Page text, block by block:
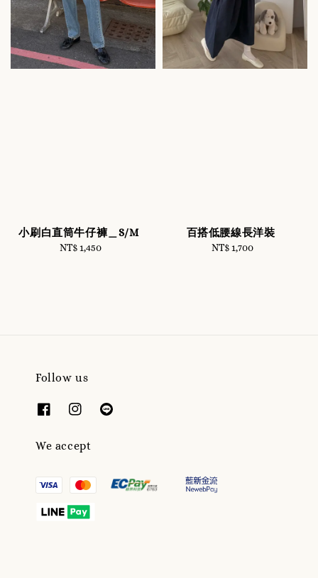
小刷白直筒牛仔褲＿S/M
Regular
NT$ 1,450
百搭低腰線長洋裝
Regular
NT$ 1,700
Follow us
We accept